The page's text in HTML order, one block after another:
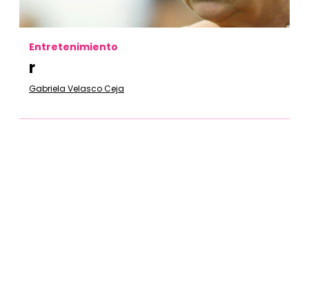
Entretenimiento
r
Gabriela Velasco Ceja